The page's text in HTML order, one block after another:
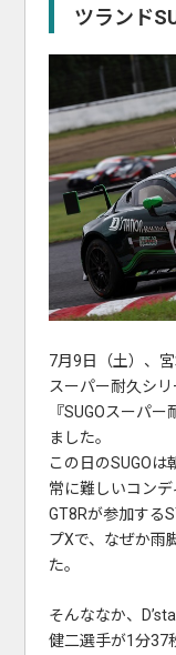
ツランド
7月9日（土）、
スーパー耐久シ
『SUGOスーパ
ました。
この日のSUGO
常に難しいコン
GT8Rが参加する
プXで、なぜか雨
た。
そんななか、
健二選手が1分37